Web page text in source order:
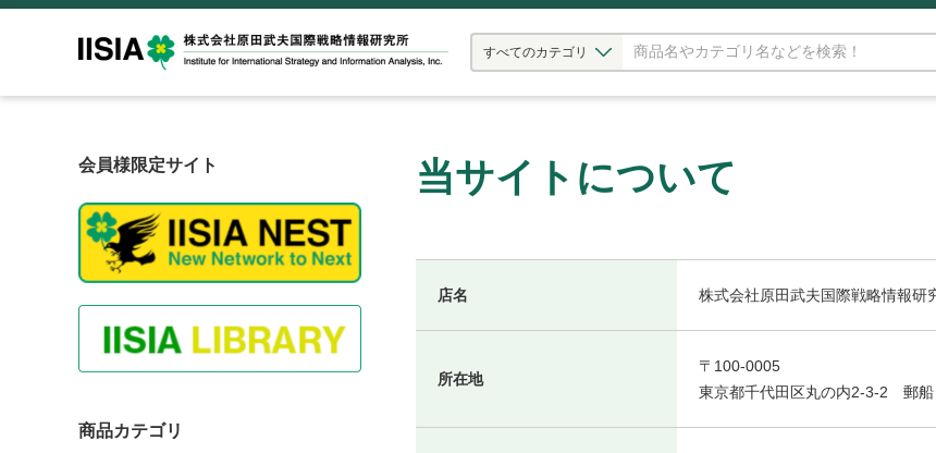
すべてのカテゴリ
会員様限定サイト
商品カテゴリ
当サイトについて
店名 株式会社原田武夫国際戦略情報研
所在地
〒100-0005
東京都千代田区丸の内2-3-2 郵船